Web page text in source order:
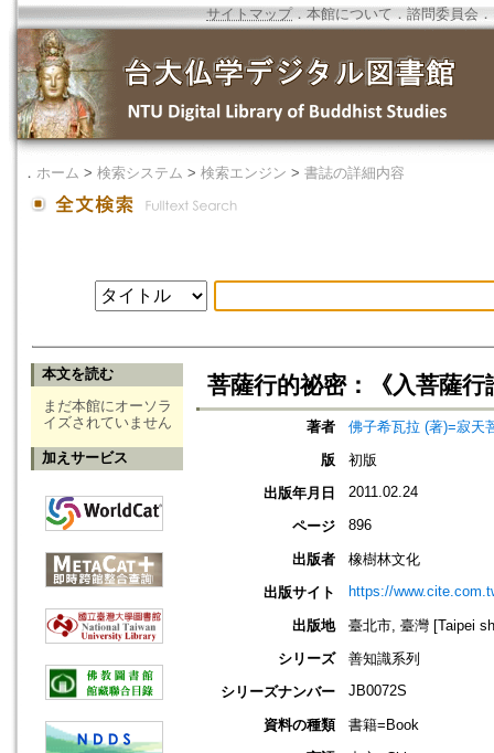
サイトマップ．本館について ． 諮問委員会 ．
． ホーム > 検索システム > 検索エンジン > 書誌の詳細内容
本文を読む
まだ本館にオーソラ
イズされていません
加えサービス
菩薩行的祕密：《入菩薩行
著者
佛子希瓦拉 (著)=寂天
版
初版
出版年月日
2011.02.24
ページ 896
出版者
橡樹林文化
出版サイト
https://
出版地
臺北市, 臺灣 [Taipei
シリーズ
善知識系列
シリーズナンバー
JB0072S
資料の種類
書籍=Book